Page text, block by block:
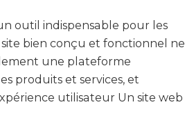
outil indispensable pour les
bien conçu et fonctionnel ne
une plateforme
produits et services, et
utilisateur Un site web